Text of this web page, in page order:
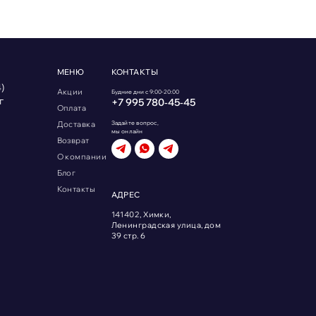
МЕНЮ
Акции
Оплата
Доставка
Возврат
О компании
Блог
Контакты
КОНТАКТЫ
Будние дни с 9:00-20:00
+7 995 780‑45‑45
Задайте вопрос,
мы онлайн
АДРЕС
141402, Химки,
Ленинградская улица, дом
39 стр. 6